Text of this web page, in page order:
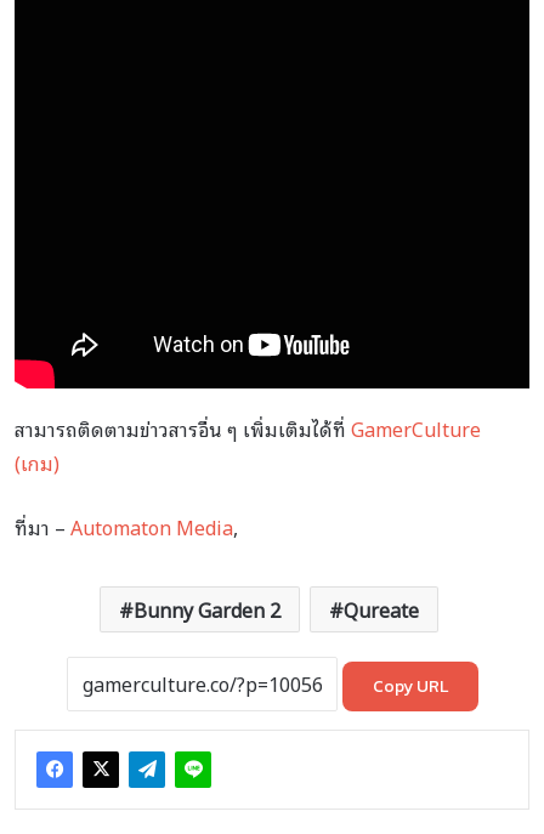
สามารถติดตามข่าวสารอื่น ๆ เพิ่มเติมได้ที่GamerCulture
(เกม)
ที่มา –Automaton Media,
Bunny Garden 2 Qureate
Copy URL